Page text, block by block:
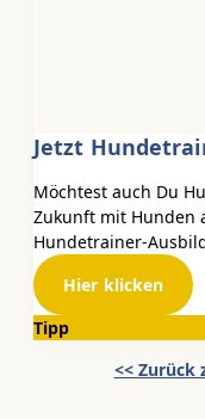
Jetzt
Möchtest auch Du
Zukunft mit Hunden
Hundetrainer-
Hier klicken
Tipp
<< Zurück